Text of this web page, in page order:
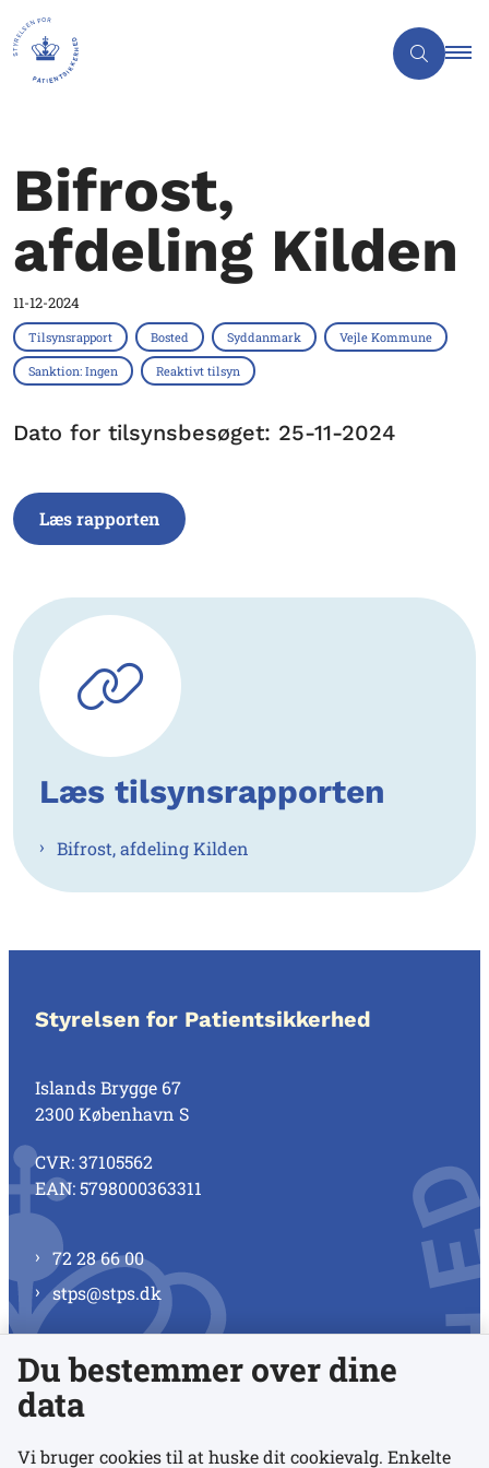
Bifrost,
afdeling Kilden
11-12-2024
Tilsynsrapport Bosted Syddanmark Vejle Kommune
Sanktion: Ingen Reaktivt tilsyn
Dato for tilsynsbesøget: 25-11-2024
Læs rapporten
Læs tilsynsrapporten
Bifrost, afdeling Kilden
Styrelsen for Patientsikkerhed
Islands Brygge 67
2300 København S
CVR: 37105562
EAN: 5798000363311
72 28 66 00
stps@stps.dk
Se alle kontaktnumre
Du bestemmer over dine
data
Vi bruger cookies til at huske dit cookievalg. Enkelte